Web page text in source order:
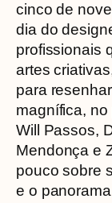
cinco de
dia do
profissionais
artes
para
magnífica,
Will Passos,
Mendonça e
pouco sobre
e o